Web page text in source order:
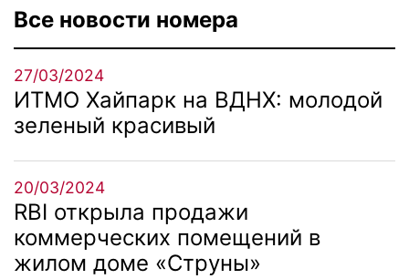
Все новости номера
27/03/2024
ИТМО Хайпарк на ВДНХ: молодой
зеленый красивый
20/03/2024
RBI открыла продажи
коммерческих помещений в
жилом доме «Струны»